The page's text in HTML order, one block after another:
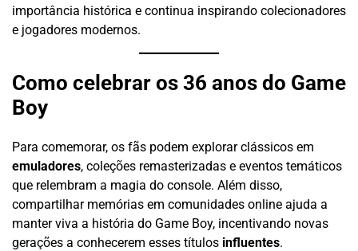
importância histórica e continua inspirando colecionadores
e jogadores modernos.
Como celebrar os 36 anos do Game
Boy
Para comemorar, os fãs podem explorar clássicos em
emuladores, coleções remasterizadas e eventos temáticos
que relembram a magia do console. Além disso,
compartilhar memórias em comunidades online ajuda a
manter viva a história do Game Boy, incentivando novas
gerações a conhecerem esses títulos influentes.